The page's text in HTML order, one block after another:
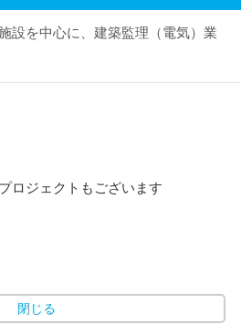
設を中心に、建築監理（電気）業
ロジェクトもございます
閉じる